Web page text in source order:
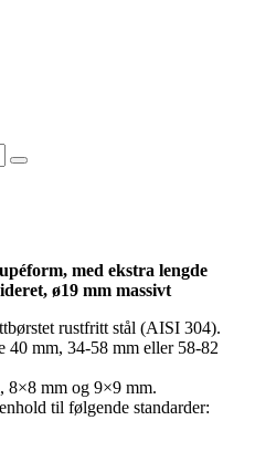
med ekstra lengde
ø19 mm massivt
rustfritt stål (AISI 304).
40 mm, 34-58 mm eller 58-82
8×8 mm og 9×9 mm.
til følgende standarder: